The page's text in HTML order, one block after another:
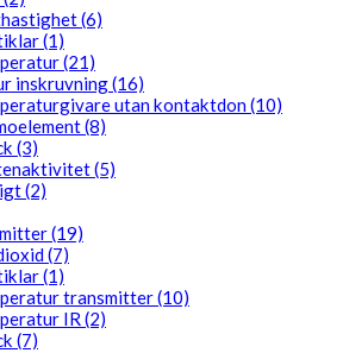
(6)
(1)
(21)
inskruvning (16)
utan kontaktdon (10)
(8)
(3)
(5)
(2)
(19)
(7)
(1)
transmitter (10)
IR (2)
(7)